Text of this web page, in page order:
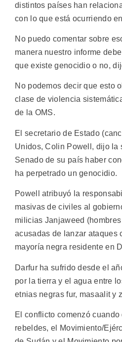
distintos países han
con lo que está ocurriendo
No puedo comentar sobre
manera nuestro informe
que existe genocidio o no,
No podemos decir que esto
clase de violencia
de la OMS.
El secretario de Estado
Unidos, Colin Powell, dijo la
Senado de su país haber
ha perpetrado un genocidio.
Powell atribuyó la
masivas de civiles al
milicias Janjaweed
acusadas de lanzar ataques
mayoría negra residente en
Darfur ha sufrido desde el
por la tierra y el agua entre
etnias negras fur, masaalit y
El conflicto comenzó
rebeldes, el Movimiento/